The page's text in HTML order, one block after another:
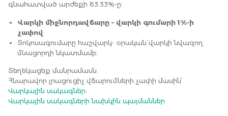
գնահատված արժեքի 83.33%-ը։
Վարկի միջնորդավճարը – վարկի գումարի 1%-ի
չափով
Տոկոսագումարը հաշվարկ- օրական` վարկի նվազող
մնացորդի նկատմամբ։
Տեղեկացեք մանրամասն.
Վարկային սակագներ:
Վարկային սակագների նախկին պայմաններ